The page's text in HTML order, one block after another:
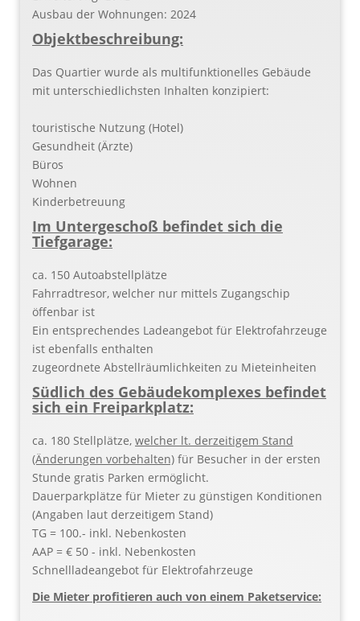
Ausbau der Wohnungen: 2024
Objektbeschreibung:
Das Quartier wurde als multifunktionelles Gebäude
mit unterschiedlichsten Inhalten konzipiert:
touristische Nutzung (Hotel)
Gesundheit (Ärzte)
Büros
Wohnen
Kinderbetreuung
Im Untergeschoß befindet sich die
Tiefgarage:
ca. 150 Autoabstellplätze
Fahrradtresor, welcher nur mittels Zugangschip
öffenbar ist
Ein entsprechendes Ladeangebot für Elektrofahrzeuge
ist ebenfalls enthalten
zugeordnete Abstellräumlichkeiten zu Mieteinheiten
Südlich des Gebäudekomplexes befindet
sich ein Freiparkplatz:
ca. 180 Stellplätze, welcher lt. derzeitigem Stand
(Änderungen vorbehalten) für Besucher in der ersten
Stunde gratis Parken ermöglicht.
Dauerparkplätze für Mieter zu günstigen Konditionen
(Angaben laut derzeitigem Stand)
TG = 100.- inkl. Nebenkosten
AAP = € 50 - inkl. Nebenkosten
Schnellladeangebot für Elektrofahrzeuge
Die Mieter profitieren auch von einem Paketservice: